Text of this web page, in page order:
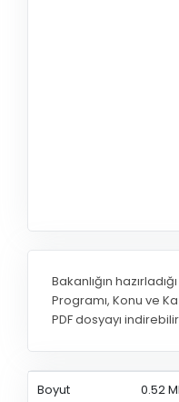
Bakanlığın
Programı, Konu ve
PDF dosyayı
Boyut 0.52